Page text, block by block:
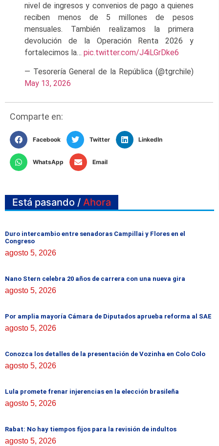
nivel de ingresos y convenios de pago a quienes
reciben menos de 5 millones de pesos
mensuales. También realizamos la primera
devolución de la Operación Renta 2026 y
fortalecimos la… pic.twitter.com/J4iLGrDke6
— Tesorería General de la República (@tgrchile)
May 13, 2026
Comparte en:
Facebook Twitter LinkedIn
WhatsApp Email
Está pasando / Ahora
Duro intercambio entre senadoras Campillai y Flores en el
Congreso
agosto 5, 2026
Nano Stern celebra 20 años de carrera con una nueva gira
agosto 5, 2026
Por amplia mayoría Cámara de Diputados aprueba reforma al SAE
agosto 5, 2026
Conozca los detalles de la presentación de Vozinha en Colo Colo
agosto 5, 2026
Lula promete frenar injerencias en la elección brasileña
agosto 5, 2026
Rabat: No hay tiempos fijos para la revisión de indultos
agosto 5, 2026